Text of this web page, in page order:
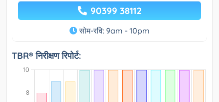
90399 38112
सोम-रवि: 9am - 10pm
TBR® निरीक्षण रिपोर्ट: